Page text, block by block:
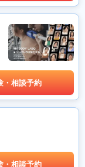
・相談予約
・相談予約